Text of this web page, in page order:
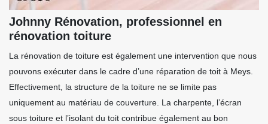
Johnny Rénovation, professionnel en
rénovation toiture
La rénovation de toiture est également une intervention que nous
pouvons exécuter dans le cadre d’une réparation de toit à Meys.
Effectivement, la structure de la toiture ne se limite pas
uniquement au matériau de couverture. La charpente, l’écran
sous toiture et l’isolant du toit contribue également au bon